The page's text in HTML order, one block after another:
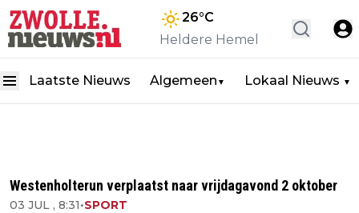
26°C
Heldere Hemel
Laatste Nieuws Algemeen ▼ Lokaal Nieuws ▼
Westenholterun verplaatst naar vrijdagavond 2 oktober
03 JUL , 8:31•SPORT